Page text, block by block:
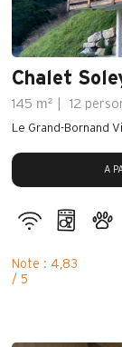
Chalet
145 m² 12
A
Le Grand-Bornand
Note : 4,83
/ 5